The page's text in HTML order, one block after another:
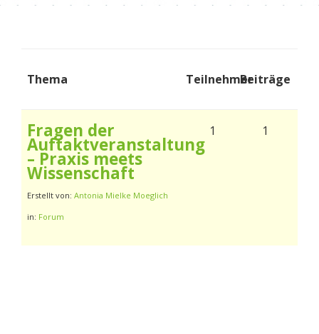
Thema TeilnehmerBeiträge
Fragen der
Auftaktveranstaltung
– Praxis meets
Wissenschaft
Erstellt von: Antonia Mielke Moeglich
in: Forum
1 1